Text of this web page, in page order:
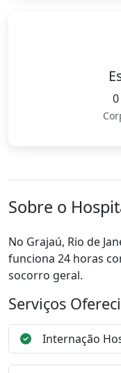
Sobre o
No Grajaú, Rio de
funciona 24 horas
socorro geral.
Serviços
Internação